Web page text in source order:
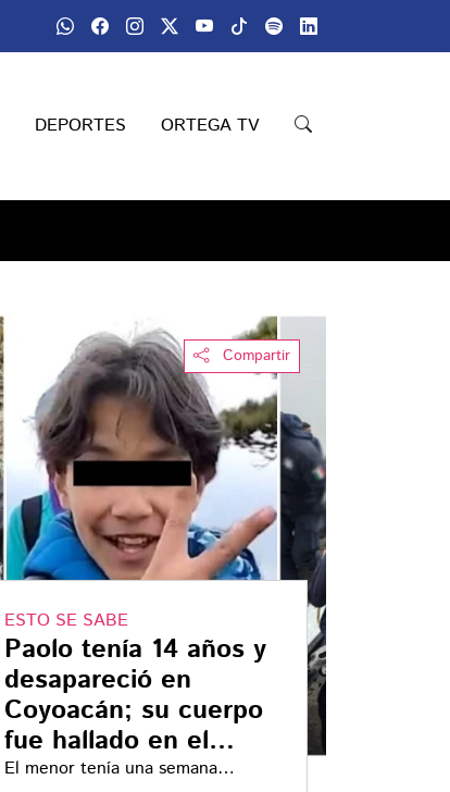
DEPORTES ORTEGA TV
Compartir
ESTO SE SABE
Paolo tenía 14 años y
desapareció en
Coyoacán; su cuerpo
fue hallado en el
Iztaccíhuatl
El menor tenía una semana